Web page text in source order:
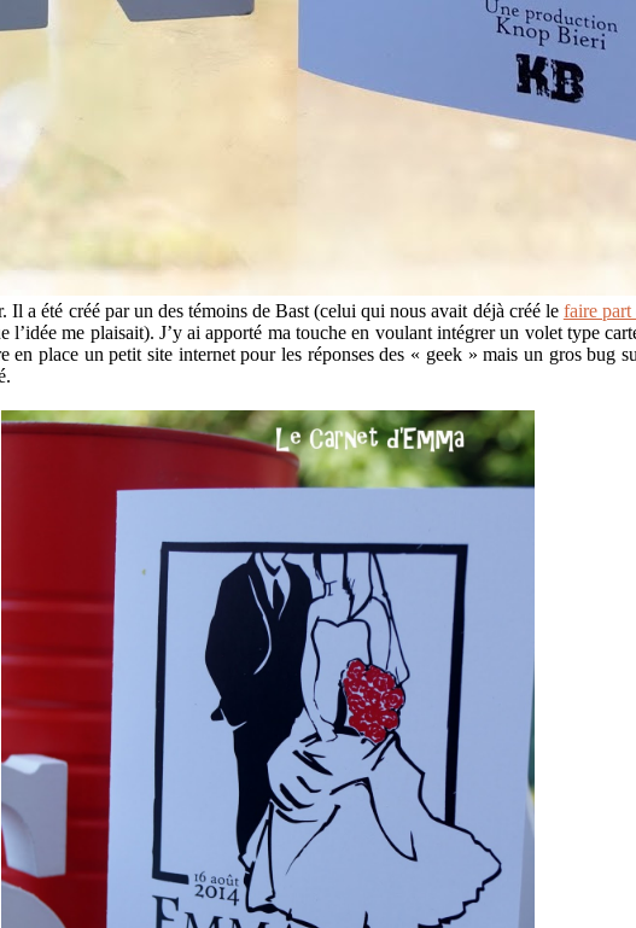
a été créé par un des témoins de Bast (celui qui nous avait déjà créé le faire part
me plaisait). J’y ai apporté ma touche en voulant intégrer un volet type
place un petit site internet pour les réponses des « geek » mais un gros bug